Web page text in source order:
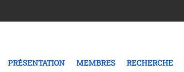
PRÉSENTATION MEMBRES RECHERCHE